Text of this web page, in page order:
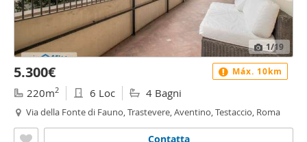
1/19
5.300€
220m2 6 Loc 4 Bagni
Via della Fonte di Fauno, Trastevere, Aventino, Testaccio, Roma
Contatta
Máx. 10km